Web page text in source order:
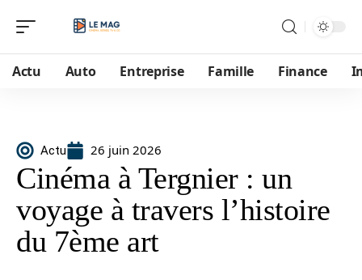
Actu Auto Entreprise Famille Finance
Actu 26 juin 2026
Cinéma à Tergnier : un
voyage à travers l’histoire
du 7ème art